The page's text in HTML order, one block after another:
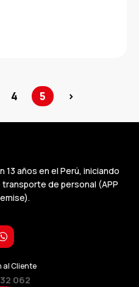
4 5 >
13 años en el Perú, iniciando
de personal (APP
al Cliente
062